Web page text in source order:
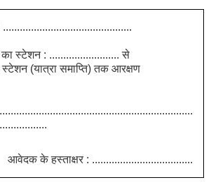
..............................................
स्टेशन : ......................... से
(यात्रा समाप्ति) तक आरक्षण
आवेदक के हस्ताक्षर : ....................................